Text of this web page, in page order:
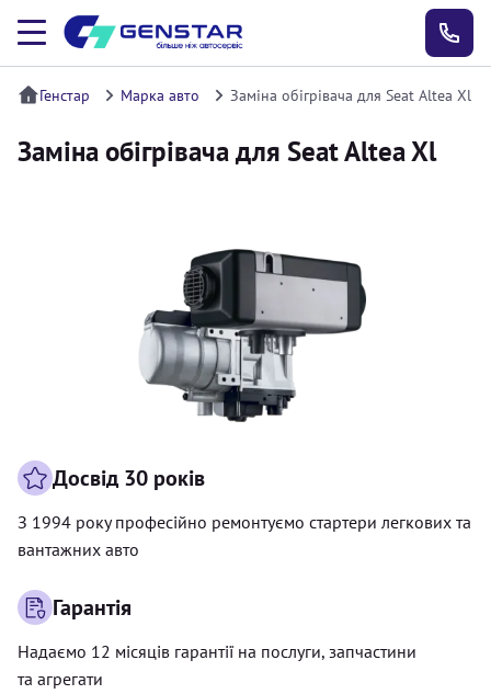
Генстар Марка авто Заміна обігрівача для Seat Altea Xl
Заміна обігрівача для Seat Altea Xl
Досвід 30 років
З 1994 року професійно ремонтуємо стартери легкових та
вантажних авто
Гарантія
Надаємо 12 місяців гарантії на послуги, запчастини
та агрегати